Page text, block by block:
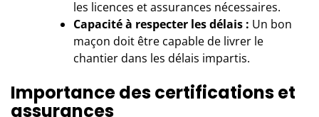
les licences et assurances nécessaires.
Capacité à respecter les délais : Un bon
maçon doit être capable de livrer le
chantier dans les délais impartis.
Importance des certifications et
assurances